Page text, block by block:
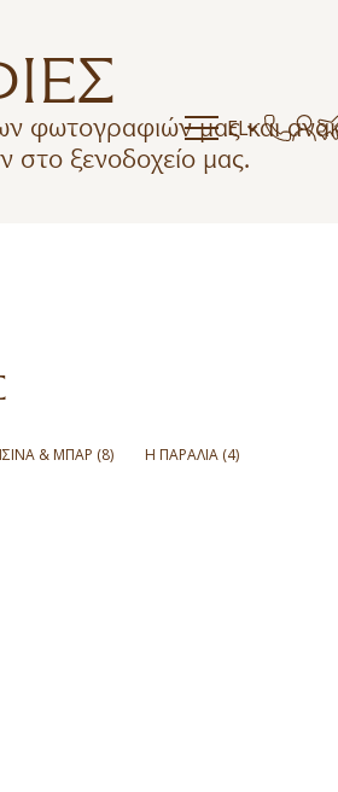
EL
φωτογραφιών μας και
στο ξενοδοχείο μας.
& ΜΠΑΡ (8) Η ΠΑΡΑΛΊΑ (4)